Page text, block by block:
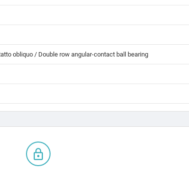
obliquo / Double row angular-contact ball bearing
lock_outline